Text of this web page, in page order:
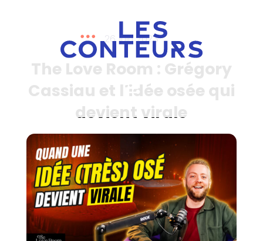
26 juin 2023
The Love Room : Grégory
Cassiau et l’idée osée qui
devient virale